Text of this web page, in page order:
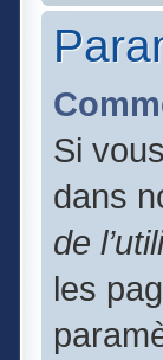
Si
dans
de
les